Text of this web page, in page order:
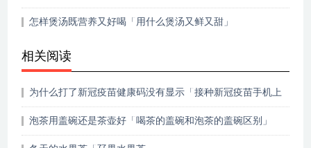
怎样煲汤既营养又好喝「用什么煲汤又鲜又甜」
相关阅读
为什么打了新冠疫苗健康码没有显示「接种新冠疫苗手机上
泡茶用盖碗还是茶壶好「喝茶的盖碗和泡茶的盖碗区别」